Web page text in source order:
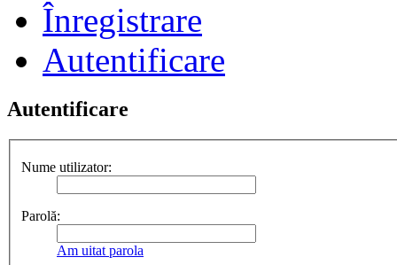
Înregistrare
Autentificare
Autentificare
Nume utilizator:
Parolă:
Am uitat parola